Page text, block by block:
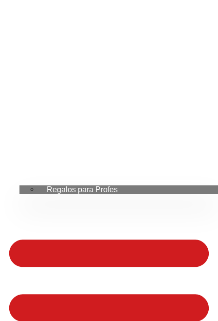
Regalos para Profes